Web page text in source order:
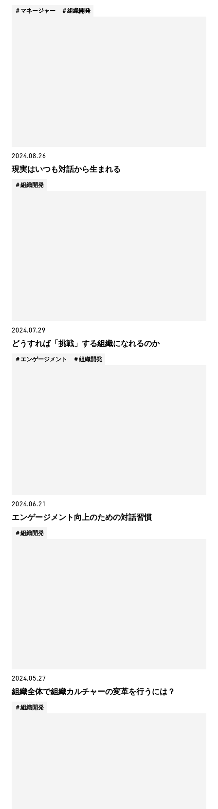
マネージャー 組織開発
2024.08.26
現実はいつも対話から生まれる
組織開発
2024.07.29
どうすれば「挑戦」する組織になれるのか
エンゲージメント 組織開発
2024.06.21
エンゲージメント向上のための対話習慣
組織開発
2024.05.27
組織全体で組織カルチャーの変革を行うには？
組織開発